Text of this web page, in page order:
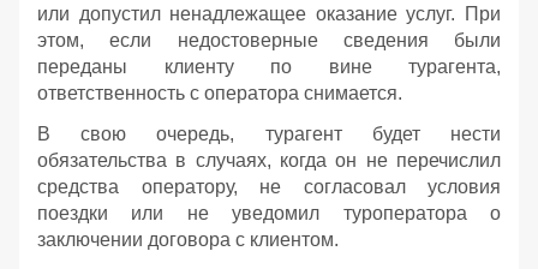
или допустил ненадлежащее оказание услуг. При
этом, если недостоверные сведения были
переданы клиенту по вине турагента,
ответственность с оператора снимается.
В свою очередь, турагент будет нести
обязательства в случаях, когда он не перечислил
средства оператору, не согласовал условия
поездки или не уведомил туроператора о
заключении договора с клиентом.